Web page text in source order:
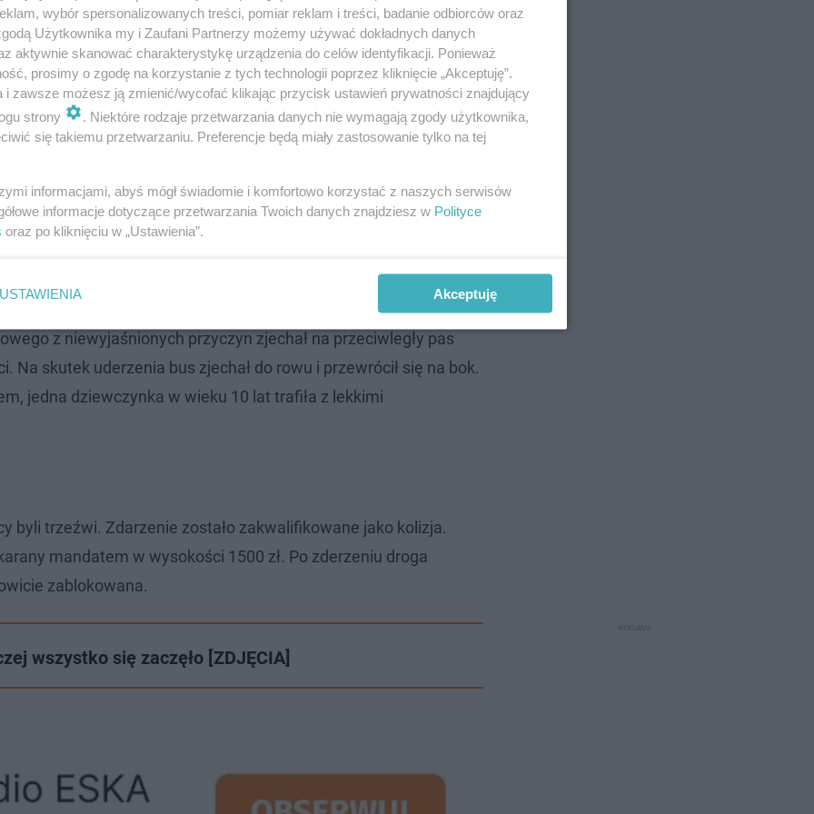
mł. kpt. Hubert Ciepły.
w Rudniku w powiecie myślenickim, droga wojewódzka 955 jest
policji w Myślenicach podkom. Dawid Wietrzyk. Do szpitala z
z niewyjaśnionych przyczyn zjechał na przeciwległy pas
Na skutek uderzenia bus zjechał do rowu i przewrócił się na bok.
jedna dziewczynka w wieku 10 lat trafiła z lekkimi
byli trzeźwi. Zdarzenie zostało zakwalifikowane jako kolizja.
mandatem w wysokości 1500 zł. Po zderzeniu droga
zablokowana.
wszystko się zaczęło [ZDJĘCIA]
wybór spersonalizowanych treści, pomiar reklam i treści, badanie odbiorców oraz
Użytkownika my i Zaufani Partnerzy możemy używać dokładnych danych
aktywnie skanować charakterystykę urządzenia do celów identyfikacji. Ponieważ
prosimy o zgodę na korzystanie z tych technologii poprzez kliknięcie „Akceptuję”.
i zawsze możesz ją zmienić/wycofać klikając przycisk ustawień prywatności znajdujący
strony
. Niektóre rodzaje przetwarzania danych nie wymagają zgody użytkownika,
się takiemu przetwarzaniu. Preferencje będą miały zastosowanie tylko na tej
informacjami, abyś mógł świadomie i komfortowo korzystać z naszych serwisów
informacje dotyczące przetwarzania Twoich danych znajdziesz w Polityce
oraz po kliknięciu w „Ustawienia”.
USTAWIENIA Akceptuję